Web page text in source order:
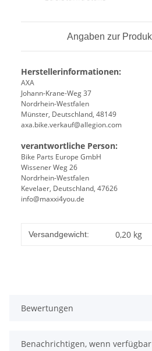
Angaben zur
Herstellerinformationen:
AXA
Johann-Krane-Weg 37
Nordrhein-Westfalen
Münster, Deutschland, 48149
axa.bike.verkauf@allegion.com
verantwortliche Person:
Bike Parts Europe GmbH
Wissener Weg 26
Nordrhein-Westfalen
Kevelaer, Deutschland, 47626
info@maxxi4you.de
Versandgewicht: 0,20 kg
Bewertungen
Benachrichtigen, wenn verfügbar